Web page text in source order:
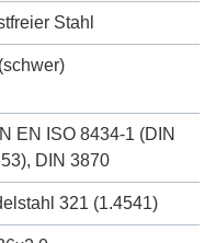
Stahl
EN ISO 8434-1 (DIN
, DIN 3870
321 (1.4541)